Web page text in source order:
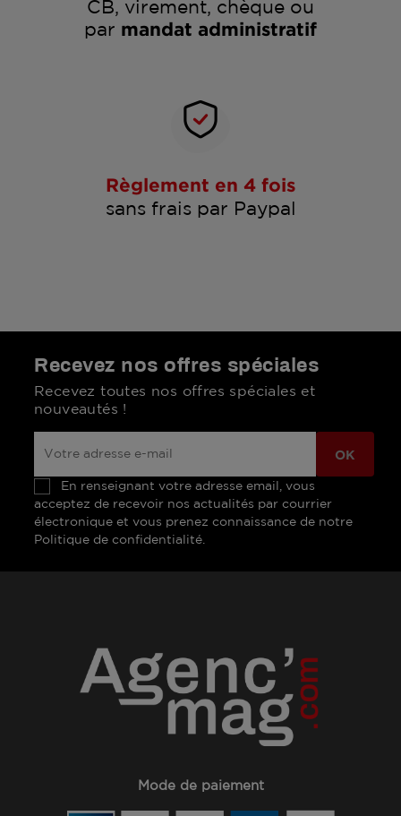
CB, virement, chèque ou
par mandat administratif
Règlement en 4 fois
sans frais par Paypal
Recevez nos offres spéciales
Recevez toutes nos offres spéciales et
nouveautés !
En renseignant votre adresse email, vous
acceptez de recevoir nos actualités par courrier
électronique et vous prenez connaissance de notre
Politique de confidentialité.
Mode de paiement